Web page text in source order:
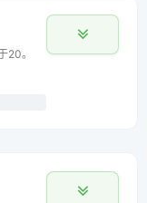
20。